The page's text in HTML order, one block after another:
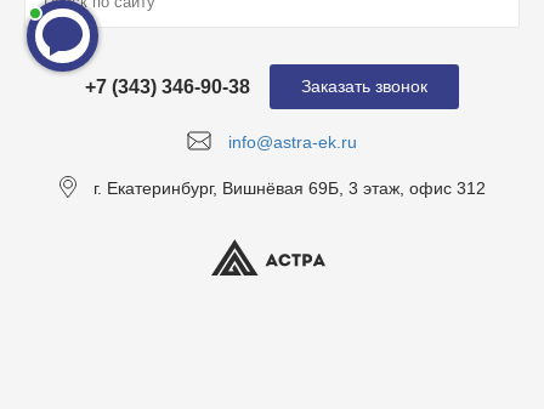
info@astra-ek.ru
+7 (343) 346-90-38
г. Екатеринбург, Вишнёвая 69Б, 3 этаж, офис 312
Заказать звонок